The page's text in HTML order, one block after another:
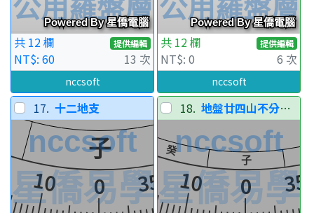
共 12 欄 提供編輯
NT$: 60 13 次
nccsoft
共 12 欄 提供編輯
NT$: 0 6 次
nccsoft
17. 十二地支 18. 地盤廿四山不分陰陽